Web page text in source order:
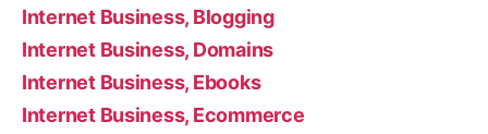
Internet Business, Blogging
Internet Business, Domains
Internet Business, Ebooks
Internet Business, Ecommerce